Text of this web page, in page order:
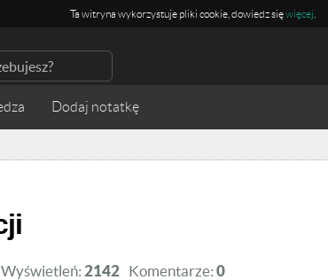
Ta witryna wykorzystuje pliki cookie, dowiedz sięwięcej
Wyświetleń: 2142 Komentarze: 0